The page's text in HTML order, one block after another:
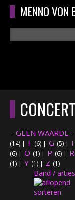
Overslaan en naar de
MENNO VON
ZOEKVELD
- GEEN WAARDE -
(14) | F (6) | G (5) |
(6) | O (1) | P (6) | R
(1) | Y (1) | Z (1)
Band /